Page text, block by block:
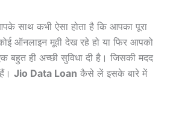
साथ कभी ऐसा होता है कि आपका पूरा
ऑनलाइन मूवी देख रहे हो या फिर आपको
ही अच्छी सुविधा दी है। जिसकी मदद
Jio Data Loan कैसे लें इसके बारे में